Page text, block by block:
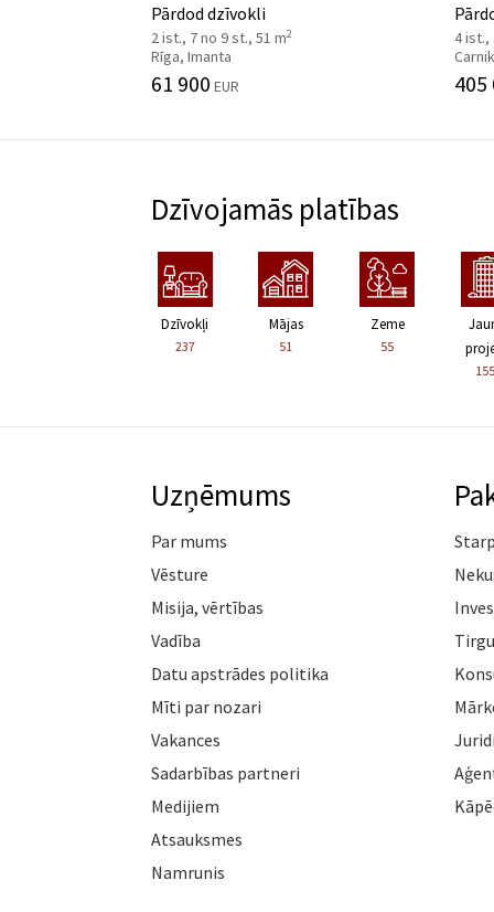
Pārdod dzīvokli
2 ist., 7 no 9 st., 51 m2
Rīga, Imanta
61 900 EUR
4 ist.,
405
Dzīvojamās platības
Dzīvokļi
237
Mājas
51
Zeme
55
Uzņēmums
Par mums
Vēsture
Misija, vērtības
Vadība
Datu apstrādes politika
Mīti par nozari
Vakances
Sadarbības partneri
Medijiem
Atsauksmes
Namrunis